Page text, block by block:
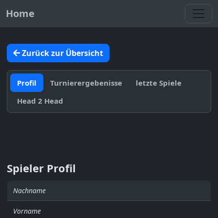
Home
Zurück zur Übersicht
Profil Turnierergebenisse
letzte Spiele
Head 2 Head
Spieler Profil
Nachname
Vorname